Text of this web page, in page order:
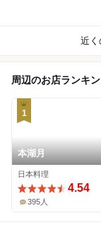
近く
周辺のお店ランキ
1
本湖月
日本料理
4.54
395人